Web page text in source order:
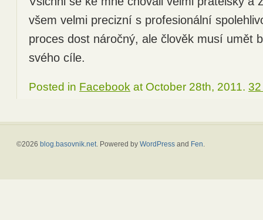
všem velmi precizní s profesionální
proces dost náročný, ale člověk musí umět
svého cíle.
Posted in Facebook at October 28th, 2011.
©2026 blog.basovnik.net. Powered by WordPressand Fen.